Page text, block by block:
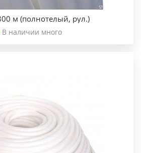
м (полнотелый, рул.)
В наличии много